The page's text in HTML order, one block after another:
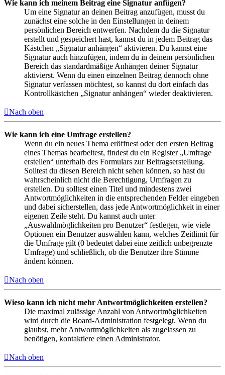
Wie kann ich meinem Beitrag eine Signatur anfügen?
Um eine Signatur an deinen Beitrag anzufügen, musst du
zunächst eine solche in den Einstellungen in deinem
persönlichen Bereich entwerfen. Nachdem du die Signatur
erstellt und gespeichert hast, kannst du in jedem Beitrag das
Kästchen „Signatur anhängen“ aktivieren. Du kannst eine
Signatur auch hinzufügen, indem du in deinem persönlichen
Bereich das standardmäßige Anhängen deiner Signatur
aktivierst. Wenn du einen einzelnen Beitrag dennoch ohne
Signatur verfassen möchtest, so kannst du dort einfach das
Kontrollkästchen „Signatur anhängen“ wieder deaktivieren.
Nach oben
Wie kann ich eine Umfrage erstellen?
Wenn du ein neues Thema eröffnest oder den ersten Beitrag
eines Themas bearbeitest, findest du ein Register „Umfrage
erstellen“ unterhalb des Formulars zur Beitragserstellung.
Solltest du diesen Bereich nicht sehen können, so hast du
wahrscheinlich nicht die Berechtigung, Umfragen zu
erstellen. Du solltest einen Titel und mindestens zwei
Antwortmöglichkeiten in die entsprechenden Felder eingeben
und dabei sicherstellen, dass jede Antwortmöglichkeit in einer
eigenen Zeile steht. Du kannst auch unter
„Auswahlmöglichkeiten pro Benutzer“ festlegen, wie viele
Optionen ein Benutzer auswählen kann, welches Zeitlimit für
die Umfrage gilt (0 bedeutet dabei eine zeitlich unbegrenzte
Umfrage) und schließlich, ob die Benutzer ihre Stimme
ändern können.
Nach oben
Wieso kann ich nicht mehr Antwortmöglichkeiten erstellen?
Die maximal zulässige Anzahl von Antwortmöglichkeiten
wird durch die Board-Administration festgelegt. Wenn du
glaubst, mehr Antwortmöglichkeiten als zugelassen zu
benötigen, kontaktiere einen Administrator.
Nach oben